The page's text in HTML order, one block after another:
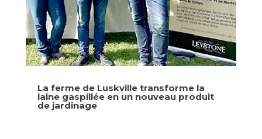
La ferme de Luskville transforme la
laine gaspillée en un nouveau produit
de jardinage